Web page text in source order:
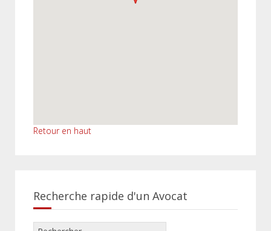
Retour en haut
Recherche rapide d'un Avocat